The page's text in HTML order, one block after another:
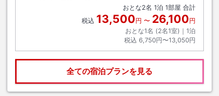
おとな2名 1泊 1部屋 合計
税込 13,500円 〜 26,100円
おとな1名 (2名1室)｜ 1泊
税込 6,750円〜13,050円
全ての宿泊プランを見る